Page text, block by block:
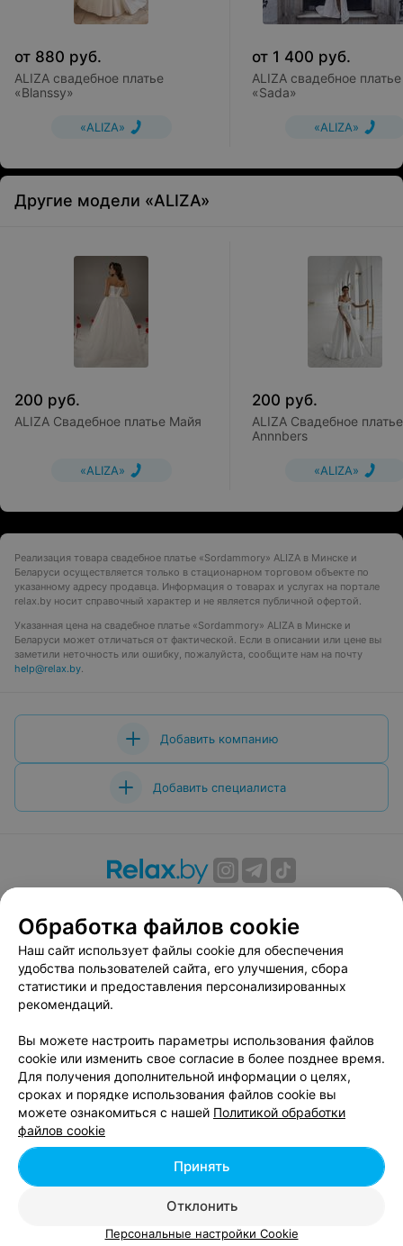
от 880 руб.
ALIZA свадебное платье
«Blanssy»
«ALIZA»
от 1 400 руб.
ALIZA свадебное платье
«Sada»
«ALIZA»
Другие модели «ALIZA»
200 руб.
ALIZA Свадебное платье Майя
«ALIZA»
200 руб.
ALIZA Свадебное платье
Annnbers
«ALIZA»
Реализация товара свадебное платье «Sordammory» ALIZA в Минске и
Беларуси осуществляется только в стационарном торговом объекте по
указанному адресу продавца. Информация о товарах и услугах на портале
relax.by носит справочный характер и не является публичной офертой.
Указанная цена на свадебное платье «Sordammory» ALIZA в Минске и
Беларуси может отличаться от фактической. Если в описании или цене вы
заметили неточность или ошибку, пожалуйста, сообщите нам на почту
help@relax.by.
Добавить компанию
Добавить специалиста
Вакансии
Публичный договор
Способы оплаты
Публичный договор по использованию сервиса
«Афиша»
Пользовательское соглашение
Связаться по вопросам сотрудничества
Написать руководителю relax.by
Персональные настройки cookie
Обработка персональных данных
© 2026 ООО «Артокс Лаб», УНП 191700409, регистрирующий орган -
| 220012, Республика Беларусь, г. Минск,
Обработка файлов cookie
Наш сайт использует файлы cookie для обеспечения
удобства пользователей сайта, его улучшения, сбора
статистики и предоставления персонализированных
рекомендаций.
Вы можете настроить параметры использования файлов
cookie или изменить свое согласие в более позднее время.
Для получения дополнительной информации о целях,
сроках и порядке использования файлов cookie вы
можете ознакомиться с нашей Политикой обработки
файлов cookie
Отклонить
Принять
Персональные настройки Cookie